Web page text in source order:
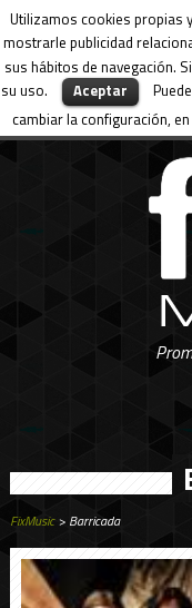
Utilizamos cookies propias
mostrarle publicidad
sus hábitos de navegación.
su uso.
Aceptar
cambiar la configuración,
FixMusic> Barricada